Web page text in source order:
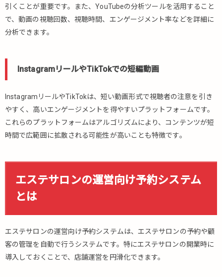
引くことが重要です。また、YouTubeの分析ツールを活用すること
で、動画の視聴回数、視聴時間、エンゲージメント率などを詳細に
分析できます。
InstagramリールやTikTokでの短編動画
InstagramリールやTikTokは、短い動画形式で視聴者の注意を引き
やすく、高いエンゲージメントを得やすいプラットフォームです。
これらのプラットフォームはアルゴリズムにより、コンテンツが短
時間で広範囲に拡散される可能性が高いことも特徴です。
エステサロンの運営向け予約システム
とは
エステサロンの運営向け予約システムは、エステサロンの予約や顧
客の管理を自動で行うシステムです。特にエステサロンの開業時に
導入しておくことで、店舗運営を円滑化できます。